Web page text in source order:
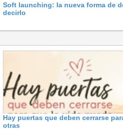
Soft launching: la nueva forma de
decirlo
Hay puertas que deben cerrarse
otras